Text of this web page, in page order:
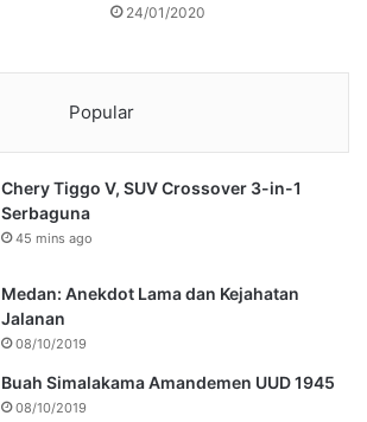
24/01/2020
Popular
Chery Tiggo V, SUV Crossover 3-in-1
Serbaguna
45 mins ago
Medan: Anekdot Lama dan Kejahatan
Jalanan
08/10/2019
Buah Simalakama Amandemen UUD 1945
08/10/2019